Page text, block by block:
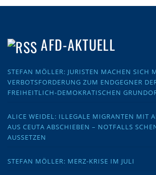
AFD-AKTUELL
STEFAN MÖLLER: JURISTEN MACHEN SICH
VERBOTSFORDERUNG ZUM ENDGEGNER
FREIHEITLICH-DEMOKRATISCHEN
ALICE WEIDEL: ILLEGALE MIGRANTEN MIT
AUS CEUTA ABSCHIEBEN – NOTFALLS
AUSSETZEN
STEFAN MÖLLER: MERZ-KRISE IM JULI